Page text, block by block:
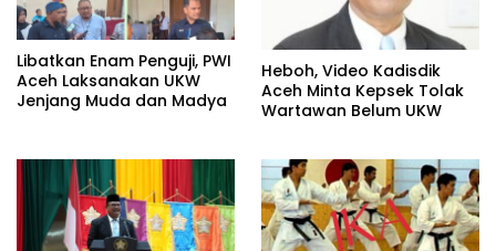
Libatkan Enam Penguji, PWI
Aceh Laksanakan UKW
Jenjang Muda dan Madya
Heboh, Video Kadisdik
Aceh Minta Kepsek Tolak
Wartawan Belum UKW